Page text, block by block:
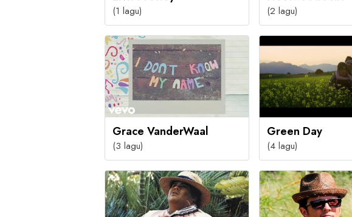
(1 lagu) (2 lagu)
Grace VanderWaal
(3 lagu)
Green Day
(4 lagu)